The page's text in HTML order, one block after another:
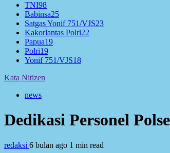
TNI98
Babinsa25
Satgas Yonif 751/VJS23
Kakorlantas Polri22
Papua19
Polri19
Yonif 751/VJS18
Kata Nitizen
news
Dedikasi Personel
redaksi 6 bulan ago 1 min read